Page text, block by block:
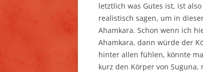
letztlich was Gutes ist, ist
realistisch sagen, um in
Ahamkara. Schon wenn ich
Ahamkara, dann würde der
hinter allen fühlen, könnte
kurz den Körper von